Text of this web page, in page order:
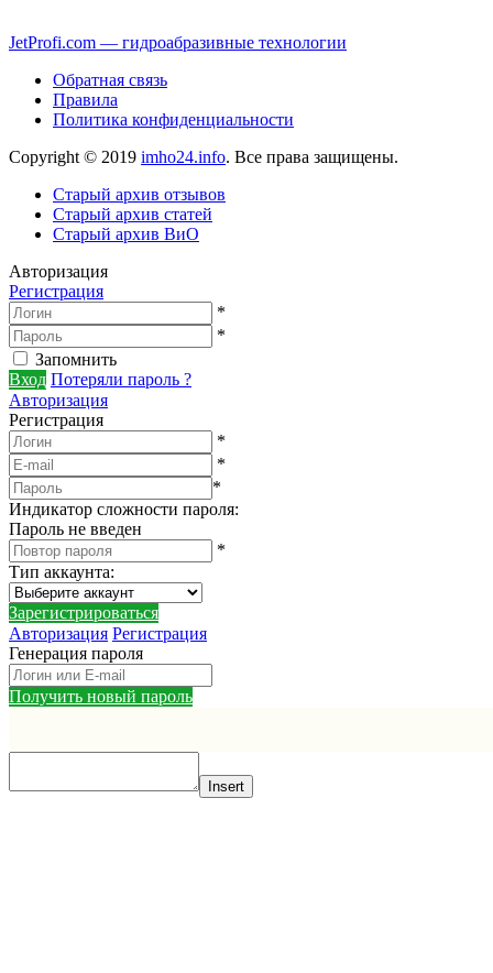
JetProfi.com — гидроабразивные технологии
Обратная связь
Правила
Политика конфиденциальности
Copyright © 2019 imho24.info. Все права защищены.
Старый архив отзывов
Старый архив статей
Старый архив ВиО
Авторизация
Регистрация
*
*
Запомнить
Вход Потеряли пароль ?
Авторизация
Регистрация
*
*
*
Индикатор сложности пароля:
Пароль не введен
*
Тип аккаунта:
Зарегистрироваться
Авторизация Регистрация
Генерация пароля
Получить новый пароль
Insert